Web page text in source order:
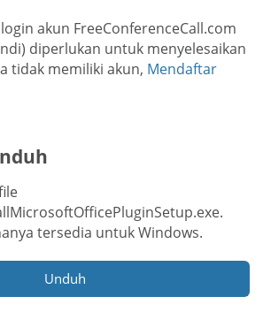
akun FreeConferenceCall.com
diperlukan untuk menyelesaikan
tidak memiliki akun, Mendaftar
tersedia untuk Windows.
Unduh